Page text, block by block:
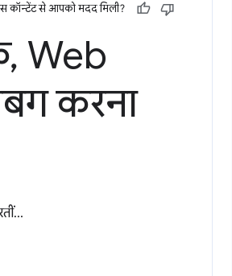
कॉन्टेंट से आपको मदद मिली?
, Web
करना